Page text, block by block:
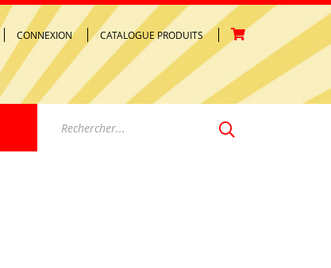
CONNEXION CATALOGUE PRODUITS
Votre panier est vide.